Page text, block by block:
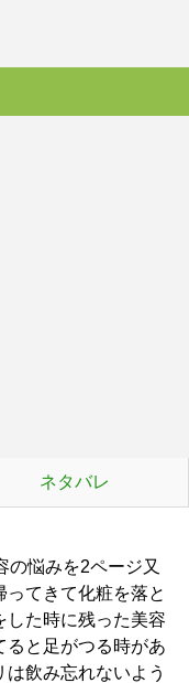
ネタバレ
の悩みを2ページ又
てきて化粧を落と
した時に残った美容
ると足がつる時があ
飲み忘れないよう